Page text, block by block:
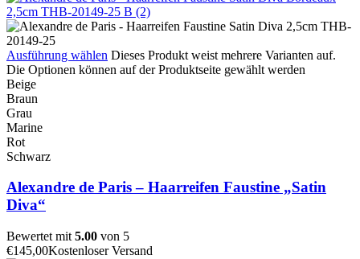
Ausführung wählen Dieses Produkt weist mehrere Varianten auf.
Die Optionen können auf der Produktseite gewählt werden
Beige
Braun
Grau
Marine
Rot
Schwarz
Alexandre de Paris – Haarreifen Faustine „Satin
Diva“
Bewertet mit 5.00 von 5
€145,00Kostenloser Versand